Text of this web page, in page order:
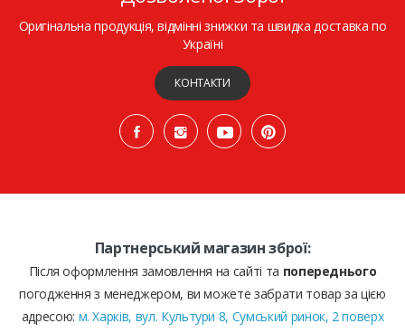
Оригінальна продукція, відмінні знижки та швидка доставка по
Україні
КОНТАКТИ
Партнерський магазин зброї:
Після оформлення замовлення на сайті та попереднього
погодження з менеджером, ви можете забрати товар за цією
адресою: м. Харків, вул. Культури 8, Сумський ринок, 2 поверх